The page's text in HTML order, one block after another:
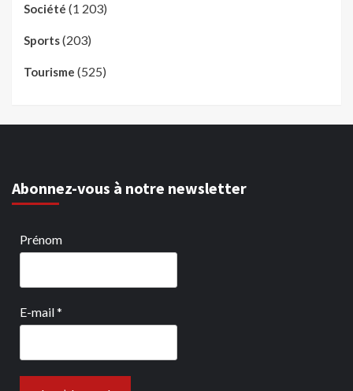
Société (1 203)
Sports(203)
Tourisme (525)
Abonnez-vous à notre newsletter
Prénom
E-mail*